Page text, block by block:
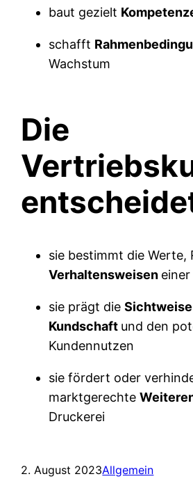
baut gezielt
schafft
Wachstum
Die
sie bestimmt die Werte,
Verhaltensweisen
sie prägt die
Kundschaft und den
Kundennutzen
sie fördert oder
marktgerechte
Druckerei
2. August 2023Allgemein